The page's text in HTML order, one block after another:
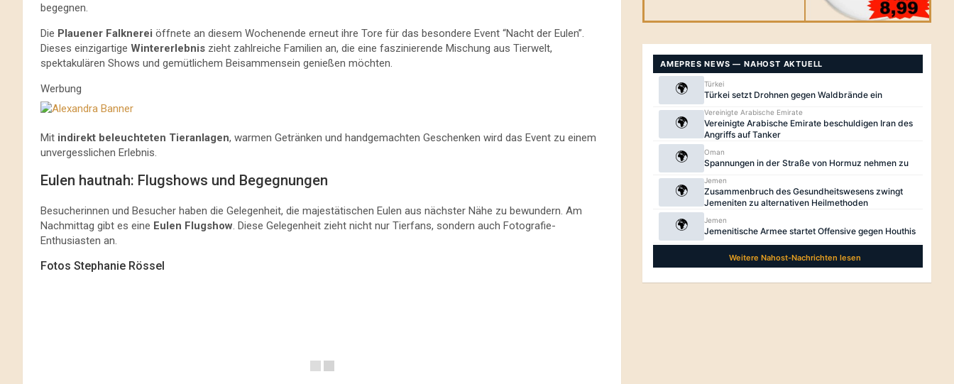
begegnen.
Die Plauener Falknerei öffnete an diesem Wochenende erneut ihre Tore für das besondere Event “Nacht der Eulen”.
Dieses einzigartige Wintererlebnis zieht zahlreiche Familien an, die eine faszinierende Mischung aus Tierwelt,
spektakulären Shows und gemütlichem Beisammensein genießen möchten.
Werbung
Mit indirekt beleuchteten Tieranlagen, warmen Getränken und handgemachten Geschenken wird das Event zu einem
unvergesslichen Erlebnis.
Eulen hautnah: Flugshows und Begegnungen
Besucherinnen und Besucher haben die Gelegenheit, die majestätischen Eulen aus nächster Nähe zu bewundern. Am
Nachmittag gibt es eine Eulen Flugshow. Diese Gelegenheit zieht nicht nur Tierfans, sondern auch Fotografie-
Enthusiasten an.
Fotos Stephanie Rössel